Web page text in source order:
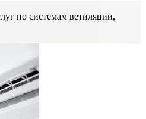
по системам ветиляции,